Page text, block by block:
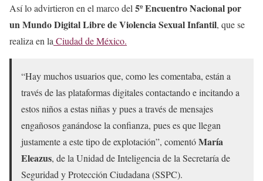
Así lo advirtieron en el marco del 5º Encuentro Nacional por
un Mundo Digital Libre de Violencia Sexual Infantil, que se
realiza en la Ciudad de México.
“Hay muchos usuarios que, como les comentaba, están a
través de las plataformas digitales contactando e incitando a
estos niños a estas niñas y pues a través de mensajes
engañosos ganándose la confianza, pues es que llegan
justamente a este tipo de explotación”, comentóMaría
Eleazus, de la Unidad de Inteligencia de la Secretaría de
Seguridad y Protección Ciudadana (SSPC).